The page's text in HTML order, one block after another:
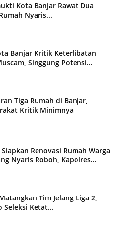
Kota Banjar Rawat Dua
Nyaris...
Banjar Kritik Keterlibatan
Singgung Potensi...
Tiga Rumah di Banjar,
Kritik Minimnya
Renovasi Rumah Warga
Nyaris Roboh, Kapolres...
Tim Jelang Liga 2,
Seleksi Ketat...